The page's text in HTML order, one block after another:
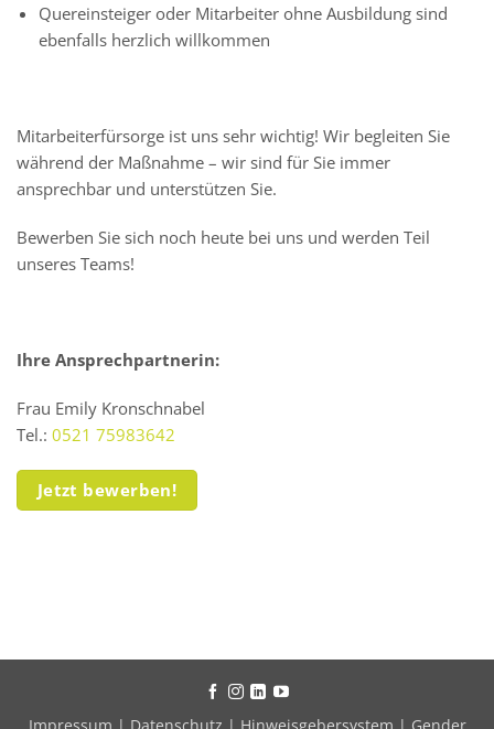
Quereinsteiger oder Mitarbeiter ohne Ausbildung sind
ebenfalls herzlich willkommen
Mitarbeiterfürsorge ist uns sehr wichtig! Wir begleiten Sie
während der Maßnahme – wir sind für Sie immer
ansprechbar und unterstützen Sie.
Bewerben Sie sich noch heute bei uns und werden Teil
unseres Teams!
Ihre Ansprechpartnerin:
Frau Emily Kronschnabel
Tel.: 0521 75983642
Jetzt bewerben!
Impressum | Datenschutz | Hinweisgebersystem | Gender